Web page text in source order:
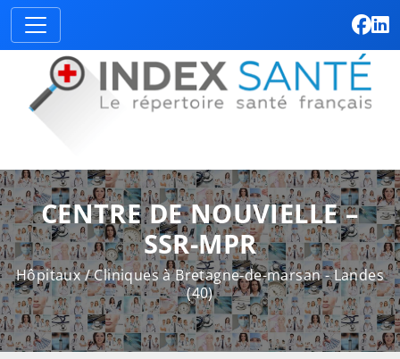
CENTRE DE NOUVIELLE –
SSR-MPR
Hôpitaux / Cliniques à Bretagne-de-marsan - Landes
(40)